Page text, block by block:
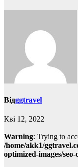
Відggtravel
Кві 12, 2022
Warning: Trying to
/home/akk1/
optimized-images/